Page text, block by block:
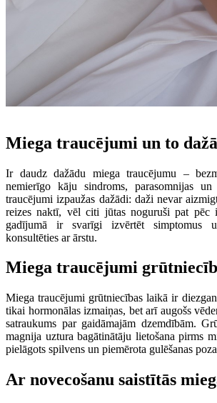
Miega traucējumi un to
Ir daudz dažādu miega traucējumu –
nemierīgo kāju sindroms, parasomnijas
traucējumi izpaužas dažādi: daži nevar
reizes naktī, vēl citi jūtas noguruši pat pēc
gadījumā ir svarīgi izvērtēt simptomus
konsultēties ar ārstu.
Miega traucējumi
Miega traucējumi grūtniecības laikā ir
tikai hormonālas izmaiņas, bet arī augošs
satraukums par gaidāmajām dzemdībām.
magnija uztura bagātinātāju lietošana pirms
pielāgots spilvens un piemērota gulēšanas
Ar novecošanu saistītās